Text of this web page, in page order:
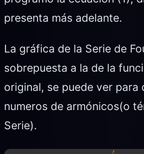
presenta más adelante.
La gráfica de la Serie de
sobrepuesta a la de la
original, se puede ver para
numeros de armónicos(o
Serie).